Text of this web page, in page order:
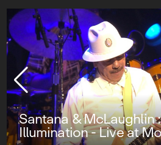
Santana & McLaughlin
Illumination - Live at